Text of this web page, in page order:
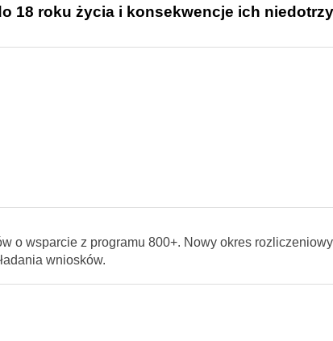
18 roku życia i konsekwencje ich
o wsparcie z programu 800+. Nowy okres
wniosków.